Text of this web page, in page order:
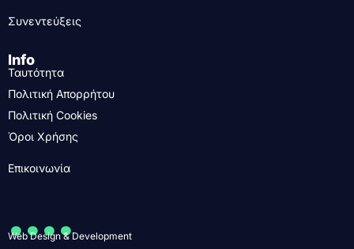
Συνεντεύξεις
Info
Ταυτότητα
Πολιτική Απορρήτου
Πολιτική Cookies
Όροι Χρήσης
Επικοινωνία
....
Web Design & Development